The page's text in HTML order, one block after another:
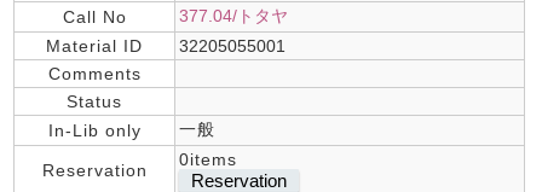
Call No
377.04/トタヤ
Material ID
32205055001
Comments
Status
In-Lib only
一般
Reservation
0items
Reservation